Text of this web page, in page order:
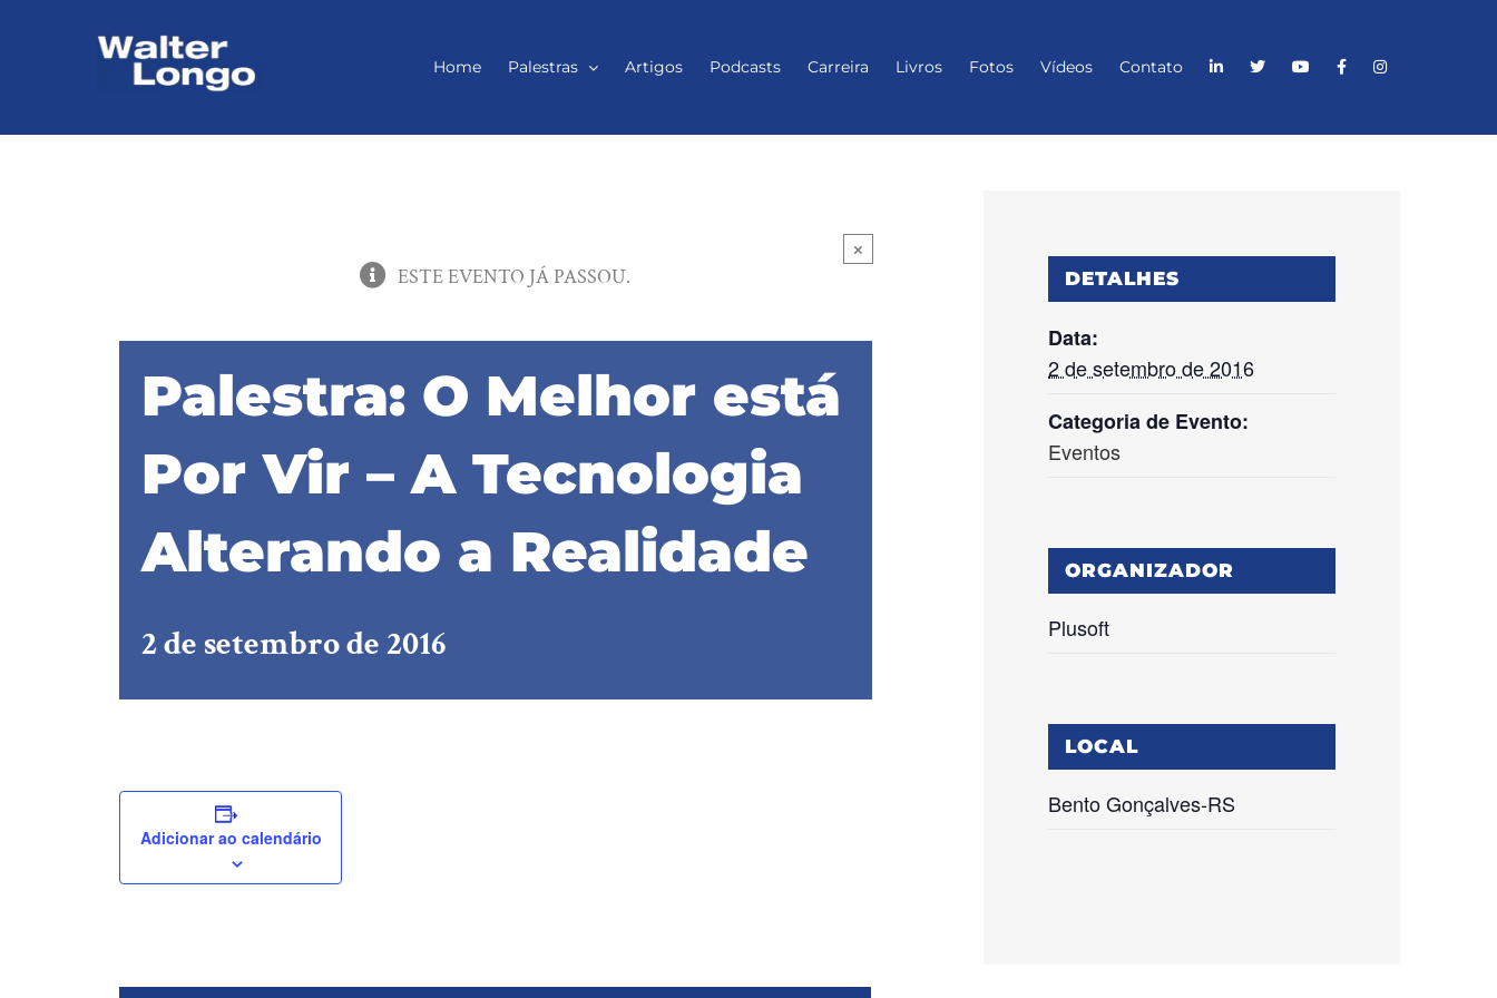
Home Palestras Artigos Podcasts Carreira Livros Fotos Vídeos Contato
×
ESTE EVENTO JÁ PASSOU.
Palestra: O Melhor está
Por Vir – A Tecnologia
Alterando a Realidade
2 de setembro de 2016
Adicionar ao calendário
DETALHES
Data:
2 de setembro de 2016
Categoria de Evento:
Eventos
ORGANIZADOR
Plusoft
LOCAL
Bento Gonçalves-RS